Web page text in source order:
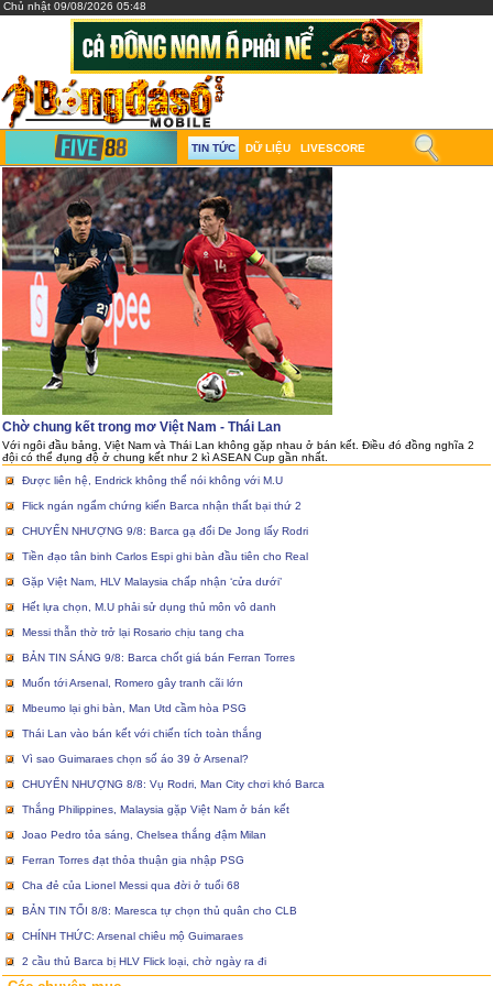
Chủ nhật 09/08/2026 05:48
TIN TỨC DỮ LIỆU LIVESCORE
Chờ chung kết trong mơ Việt Nam - Thái Lan
Với ngôi đầu bảng, Việt Nam và Thái Lan không gặp nhau ở bán kết. Điều đó đồng nghĩa 2
đội có thể đụng độ ở chung kết như 2 kì ASEAN Cup gần nhất.
Được liên hệ, Endrick không thể nói không với M.U
Flick ngán ngẩm chứng kiến Barca nhận thất bại thứ 2
CHUYỂN NHƯỢNG 9/8: Barca gạ đổi De Jong lấy Rodri
Tiền đạo tân binh Carlos Espi ghi bàn đầu tiên cho Real
Gặp Việt Nam, HLV Malaysia chấp nhận ‘cửa dưới’
Hết lựa chọn, M.U phải sử dụng thủ môn vô danh
Messi thẫn thờ trở lại Rosario chịu tang cha
BẢN TIN SÁNG 9/8: Barca chốt giá bán Ferran Torres
Muốn tới Arsenal, Romero gây tranh cãi lớn
Mbeumo lại ghi bàn, Man Utd cầm hòa PSG
Thái Lan vào bán kết với chiến tích toàn thắng
Vì sao Guimaraes chọn số áo 39 ở Arsenal?
CHUYỂN NHƯỢNG 8/8: Vụ Rodri, Man City chơi khó Barca
Thắng Philippines, Malaysia gặp Việt Nam ở bán kết
Joao Pedro tỏa sáng, Chelsea thắng đậm Milan
Ferran Torres đạt thỏa thuận gia nhập PSG
Cha đẻ của Lionel Messi qua đời ở tuổi 68
BẢN TIN TỐI 8/8: Maresca tự chọn thủ quân cho CLB
CHÍNH THỨC: Arsenal chiêu mộ Guimaraes
2 cầu thủ Barca bị HLV Flick loại, chờ ngày ra đi